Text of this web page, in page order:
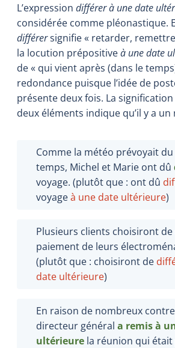
L’expression différer à une date
considérée comme pléonastique.
différersignifie « retarder,
la locution prépositiveà une date
de « qui vient après (dans le
redondance puisque l’idée de
présente deux fois. La
deux éléments indique qu’il y a
Comme la météo prévoyait
temps, Michel et Marie ont dû
voyage. (plutôt que : ont dû
voyageà une date ultérieure)
Plusieurs clients choisiront de
paiement de leurs
(plutôt que : choisiront de
date ultérieure)
En raison de nombreux
directeur général a remis à
ultérieure la réunion qui